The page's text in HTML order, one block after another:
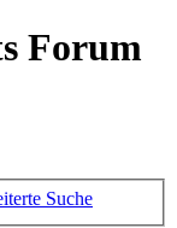
Forum
Suche